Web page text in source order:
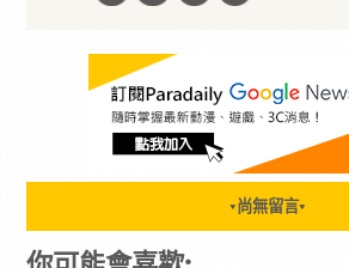
▼ 尚無留言▼